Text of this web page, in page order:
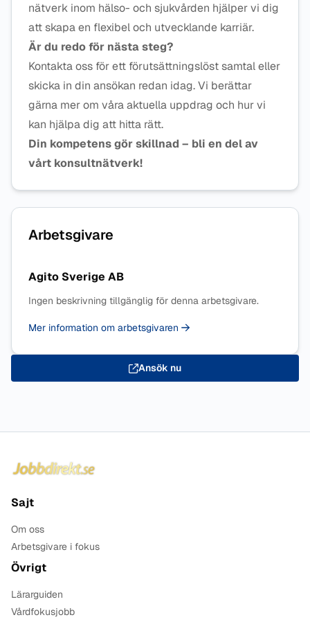
nätverk inom hälso- och sjukvården hjälper vi dig
att skapa en flexibel och utvecklande karriär.
Är du redo för nästa steg?
Kontakta oss för ett förutsättningslöst samtal eller
skicka in din ansökan redan idag. Vi berättar
gärna mer om våra aktuella uppdrag och hur vi
kan hjälpa dig att hitta rätt.
Din kompetens gör skillnad – bli en del av
vårt konsultnätverk!
Arbetsgivare
Agito Sverige AB
Ingen beskrivning tillgänglig för denna arbetsgivare.
Mer information om arbetsgivaren
Ansök nu
Sajt
Om oss
Arbetsgivare i fokus
Övrigt
Lärarguiden
Vårdfokusjobb